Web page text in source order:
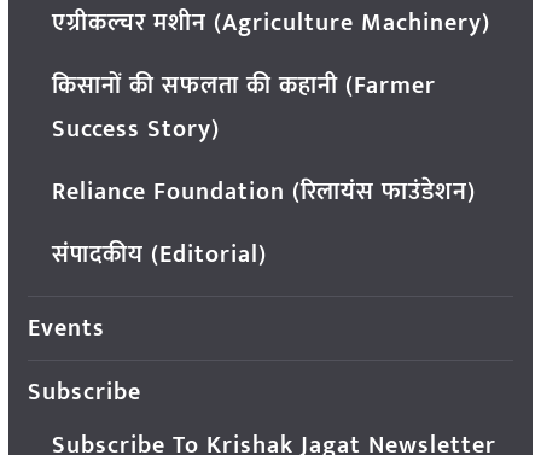
एग्रीकल्चर मशीन (Agriculture Machinery)
किसानों की सफलता की कहानी (Farmer
Success Story)
Reliance Foundation (रिलायंस फाउंडेशन)
संपादकीय (Editorial)
Events
Subscribe
Subscribe To Krishak Jagat Newsletter